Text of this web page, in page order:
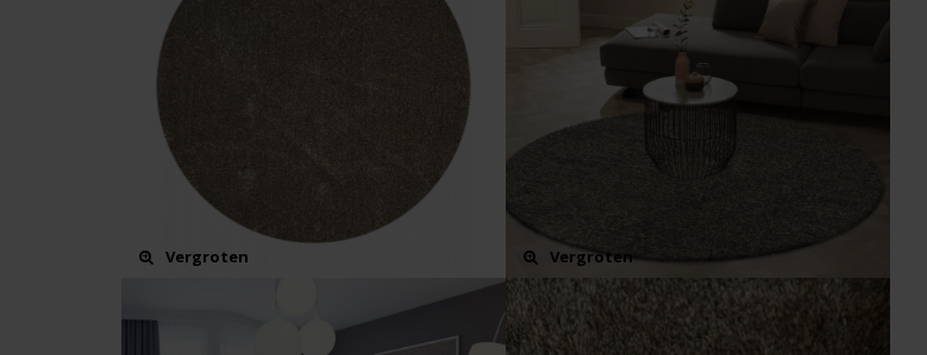
Vergroten Vergroten